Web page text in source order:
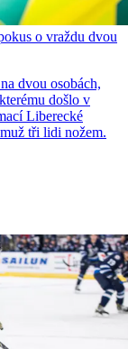
o vraždu dvou
dvou osobách,
došlo v
Liberecké
tři lidi nožem.